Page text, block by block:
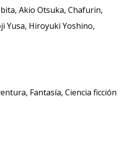
Akio Otsuka, Chafurin,
Yusa, Hiroyuki Yoshino,
Fantasía, Ciencia ficción